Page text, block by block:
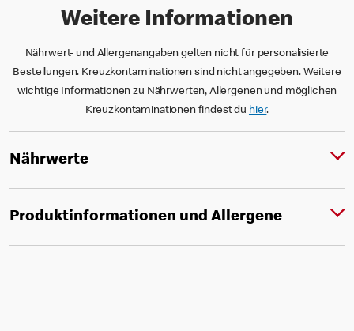
Weitere Informationen
Nährwert- und Allergenangaben gelten nicht für personalisierte
Bestellungen. Kreuzkontaminationen sind nicht angegeben. Weitere
wichtige Informationen zu Nährwerten, Allergenen und möglichen
Kreuzkontaminationen findest du hier.
Nährwerte
Produktinformationen und Allergene